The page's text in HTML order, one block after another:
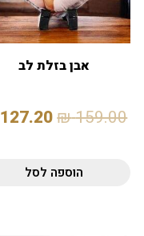
אבן בזלת לב
159.00
₪
127.20
הוספה לסל